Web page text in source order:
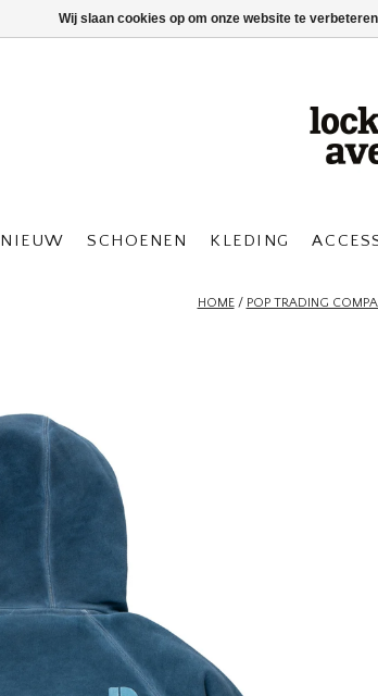
NIEUW SCHOENEN KLEDING
HOME/ POP TRADING
Wij slaan cookies op om onze website te